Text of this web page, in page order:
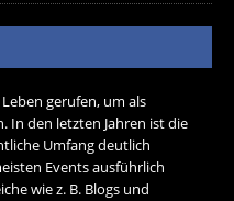
gerufen, um als
In den letzten Jahren ist die
Umfang deutlich
Events ausführlich
wie z. B. Blogs und